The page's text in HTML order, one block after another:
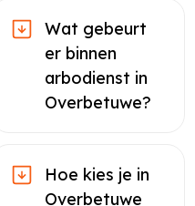
Wat gebeurt
er binnen
arbodienst in
Overbetuwe?
Hoe kies je in
Overbetuwe